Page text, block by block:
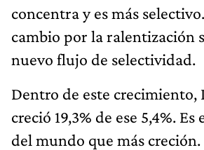
concentra y es más
cambio por la ralentización
nuevo flujo de selectividad.
Dentro de este crecimiento,
creció 19,3% de ese 5,4%.
del mundo que más